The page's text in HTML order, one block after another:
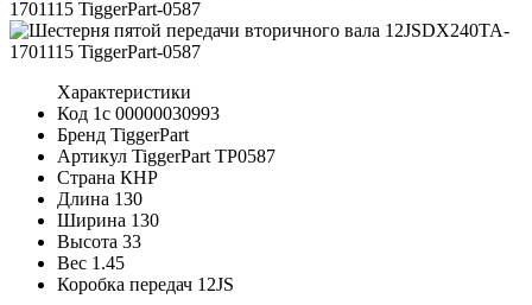
Характеристики
Код 1с 00000030993
Бренд TiggerPart
Артикул TiggerPart TP0587
Страна КНР
Длина 130
Ширина 130
Высота 33
Вес 1.45
Коробка передач 12JS